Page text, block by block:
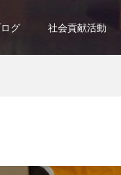
グ 社会貢献活動